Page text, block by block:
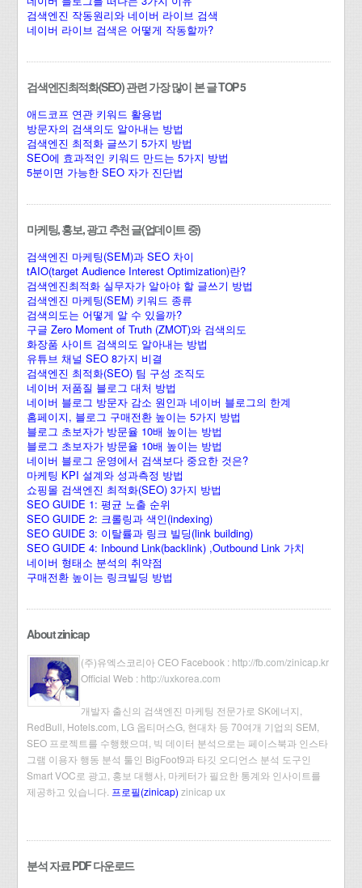
검색엔진 작동원리와 네이버 라이브 검색
네이버 라이브 검색은 어떻게 작동할까?
검색엔진최적화(SEO) 관련 가장 많이 본 글 TOP 5
애드코프 연관 키워드 활용법
방문자의 검색의도 알아내는 방법
검색엔진 최적화 글쓰기 5가지 방법
SEO에 효과적인 키워드 만드는 5가지 방법
5분이면 가능한 SEO 자가 진단법
마케팅, 홍보, 광고 추천 글(업데이트 중)
검색엔진 마케팅(SEM)과 SEO 차이
tAIO(target Audience Interest Optimization)란?
검색엔진최적화 실무자가 알아야 할 글쓰기 방법
검색엔진 마케팅(SEM) 키워드 종류
검색의도는 어떻게 알 수 있을까?
구글 Zero Moment of Truth (ZMOT)와 검색의도
화장품 사이트 검색의도 알아내는 방법
유튜브 채널 SEO 8가지 비결
검색엔진 최적화(SEO) 팀 구성 조직도
네이버 저품질 블로그 대처 방법
네이버 블로그 방문자 감소 원인과 네이버 블로그의 한계
홈페이지, 블로그 구매전환 높이는 5가지 방법
블로그 초보자가 방문율 10배 높이는 방법
블로그 초보자가 방문율 10배 높이는 방법
네이버 블로그 운영에서 검색보다 중요한 것은?
마케팅 KPI 설계와 성과측정 방법
쇼핑몰 검색엔진 최적화(SEO) 3가지 방법
SEO GUIDE 1: 평균 노출 순위
SEO GUIDE 2: 크롤링과 색인(indexing)
SEO GUIDE 3: 이탈률과 링크 빌딩(link building)
SEO GUIDE 4: Inbound Link(backlink) ,Outbound Link 가치
네이버 형태소 분석의 취약점
구매전환 높이는 링크빌딩 방법
About zinicap
(주)유엑스코리아 CEO Facebook : http://fb.com/zinicap.kr
Official Web : http://uxkorea.com
개발자 출신의 검색엔진 마케팅 전문가로 SK에너지,
RedBull, Hotels.com, LG 옵티머스G, 현대차 등 70여개 기업의 SEM,
SEO 프로젝트를 수행했으며, 빅 데이터 분석으로는 페이스북과 인스타
그램 이용자 행동 분석 툴인 BigFoot9과 타깃 오디언스 분석 도구인
Smart VOC로 광고, 홍보 대행사, 마케터가 필요한 통계와 인사이트를
제공하고 있습니다. 프로필(zinicap) zinicap ux
분석 자료 PDF 다운로드